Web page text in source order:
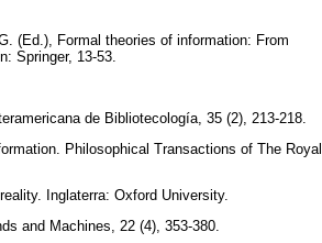
(Ed.), Formal theories of information: From
Springer, 13-53.
de Bibliotecología, 35 (2), 213-218.
Philosophical Transactions of The Royal
Inglaterra: Oxford University.
and Machines, 22 (4), 353-380.